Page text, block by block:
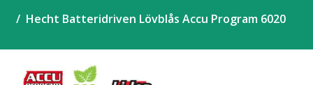
Hecht Batteridriven Lövblås Accu Program 6020